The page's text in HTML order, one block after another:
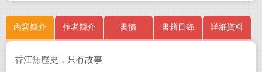
內容簡介 作者簡介 書摘 書籍目錄 詳細資料
香江無歷史，只有故事